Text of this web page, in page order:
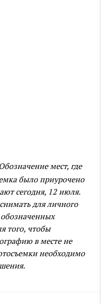
Обозначение мест, где
было приурочено
сегодня, 12 июля.
для личного
того, чтобы
в месте не
необходимо